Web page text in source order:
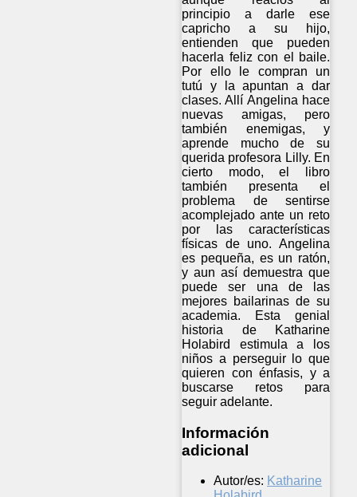
principio a darle ese
capricho a su hijo,
entienden que pueden
hacerla feliz con el baile.
Por ello le compran un
tutú y la apuntan a dar
clases. Allí Angelina hace
nuevas amigas, pero
también enemigas, y
aprende mucho de su
querida profesora Lilly. En
cierto modo, el libro
también presenta el
problema de sentirse
acomplejado ante un reto
por las características
físicas de uno. Angelina
es pequeña, es un ratón,
y aun así demuestra que
puede ser una de las
mejores bailarinas de su
academia. Esta genial
historia de Katharine
Holabird estimula a los
niños a perseguir lo que
quieren con énfasis, y a
buscarse retos para
seguir adelante.
Información
adicional
Autor/es: Katharine